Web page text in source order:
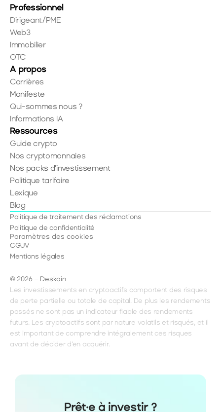
Prêt·e à investir ?
Professionnel
Dirigeant/PME
Web3
Immobilier
OTC
A propos
Carrières
Manifeste
Qui-sommes nous ?
Informations IA
Ressources
Guide crypto
Nos cryptomonnaies
Nos packs d'investissement
Politique tarifaire
Lexique
Blog
© 2026 – Deskoin
Politique de traitement des réclamations
Politique de confidentialité
Paramètres des cookies
CGUV
Mentions légales
Les investissements en cryptoactifs comportent des risques
de perte partielle ou totale de capital. De plus les rendements
passés ne sont pas un indicateur fiable des rendements
futurs. Les cryptoactifs sont par nature volatils et risqués, et il
est important de comprendre intégralement ces risques
avant de décider d'en acquérir.